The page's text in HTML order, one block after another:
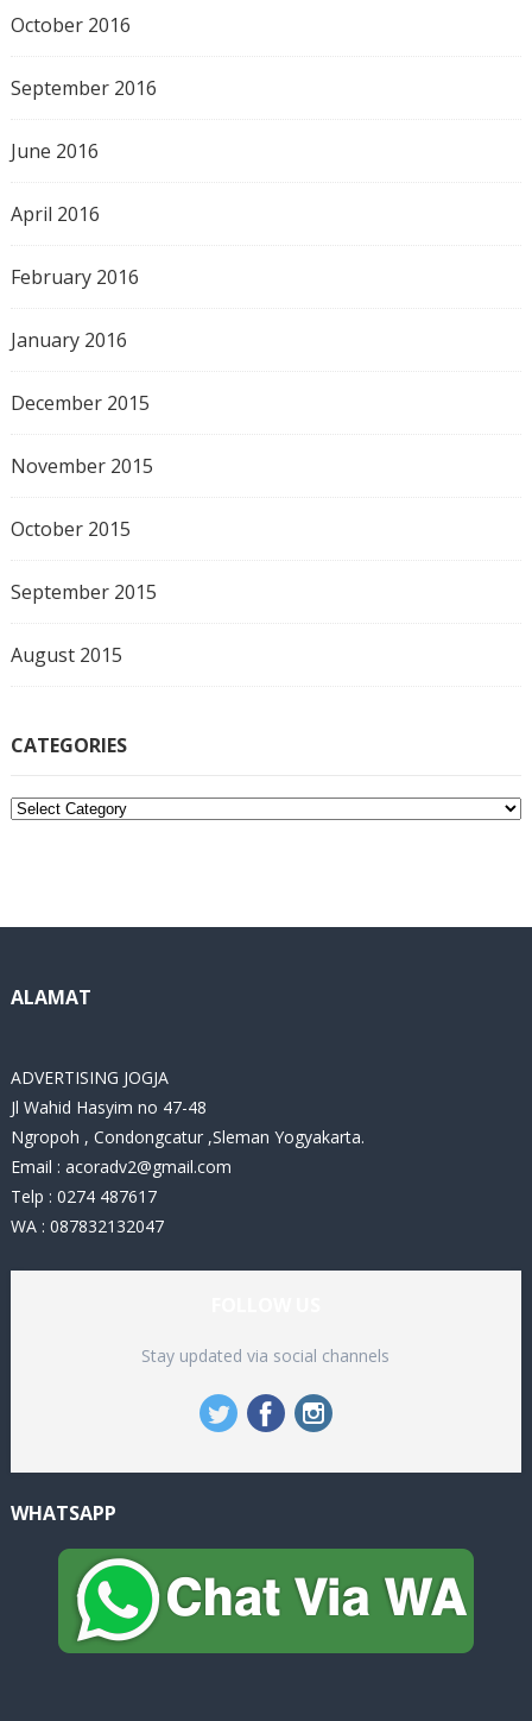
October 2016
September 2016
June 2016
April 2016
February 2016
January 2016
December 2015
November 2015
October 2015
September 2015
August 2015
CATEGORIES
C
i
ALAMAT
ADVERTISING JOGJA
Jl Wahid Hasyim no 47-48
Ngropoh , Condongcatur ,Sleman Yogyakarta.
Email : acoradv2@gmail.com
Telp : 0274 487617
WA : 087832132047
Stay updated via social channels
WHATSAPP